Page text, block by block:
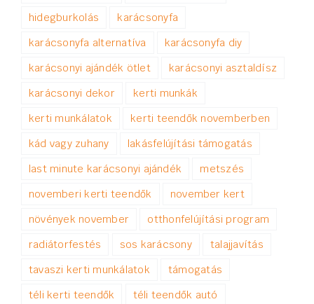
hidegburkolás
karácsonyfa
karácsonyfa alternatíva
karácsonyfa diy
karácsonyi ajándék ötlet
karácsonyi asztaldísz
karácsonyi dekor
kerti munkák
kerti munkálatok
kerti teendők novemberben
kád vagy zuhany
lakásfelújítási támogatás
last minute karácsonyi ajándék
metszés
novemberi kerti teendők
november kert
növények november
otthonfelújítási program
radiátorfestés
sos karácsony
talajjavítás
tavaszi kerti munkálatok
támogatás
téli kerti teendők
téli teendők autó